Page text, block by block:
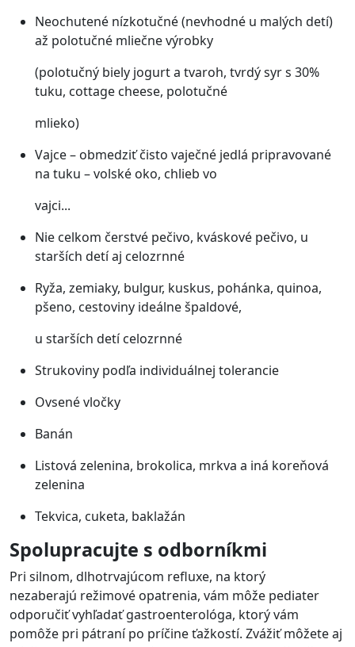
Neochutené nízkotučné (nevhodné u malých detí)
až polotučné mliečne výrobky
(polotučný biely jogurt a tvaroh, tvrdý syr s 30%
tuku, cottage cheese, polotučné
mlieko)
Vajce – obmedziť čisto vaječné jedlá pripravované
na tuku – volské oko, chlieb vo
vajci...
Nie celkom čerstvé pečivo, kváskové pečivo, u
starších detí aj celozrnné
Ryža, zemiaky, bulgur, kuskus, pohánka, quinoa,
pšeno, cestoviny ideálne špaldové,
u starších detí celozrnné
Strukoviny podľa individuálnej tolerancie
Ovsené vločky
Banán
Listová zelenina, brokolica, mrkva a iná koreňová
zelenina
Tekvica, cuketa, baklažán
Spolupracujte s odborníkmi
Pri silnom, dlhotrvajúcom refluxe, na ktorý
nezaberajú režimové opatrenia, vám môže pediater
odporučiť vyhľadať gastroenterológa, ktorý vám
pomôže pri pátraní po príčine ťažkostí. Zvážiť môžete aj